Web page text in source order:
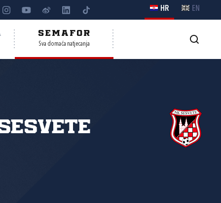
HR EN
SEMAFOR
Sva domaća natjecanja